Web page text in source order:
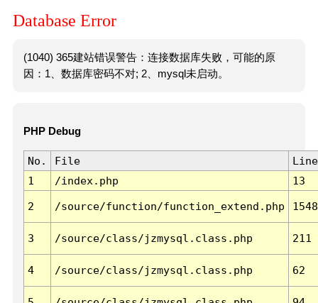
Database Error
(1040) 365建站错误警告：连接数据库失败，可能的原
因：1、数据库密码不对; 2、mysql未启动。
PHP Debug
No. File
Line
1
/index.php 13
2 /source/function/function_extend.php 1548
3 /source/class/jzmysql.class.php 211
4 /source/class/jzmysql.class.php 62